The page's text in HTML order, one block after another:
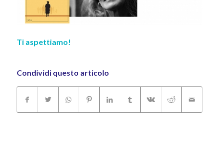
Ti aspettiamo!
Condividi questo articolo